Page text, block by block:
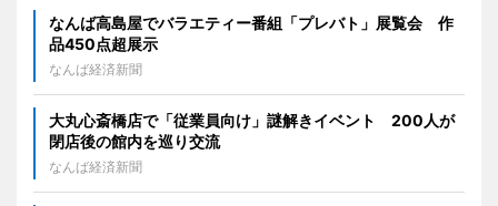
なんば高島屋でバラエティー番組「プレバト」展覧会 作
品450点超展示
なんば経済新聞
大丸心斎橋店で「従業員向け」謎解きイベント 200人が
閉店後の館内を巡り交流
なんば経済新聞